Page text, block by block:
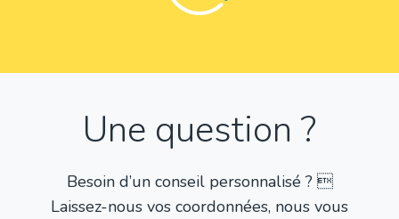
Une question ?
Besoin d’un conseil personnalisé ? 
Laissez-nous vos coordonnées, nous vous